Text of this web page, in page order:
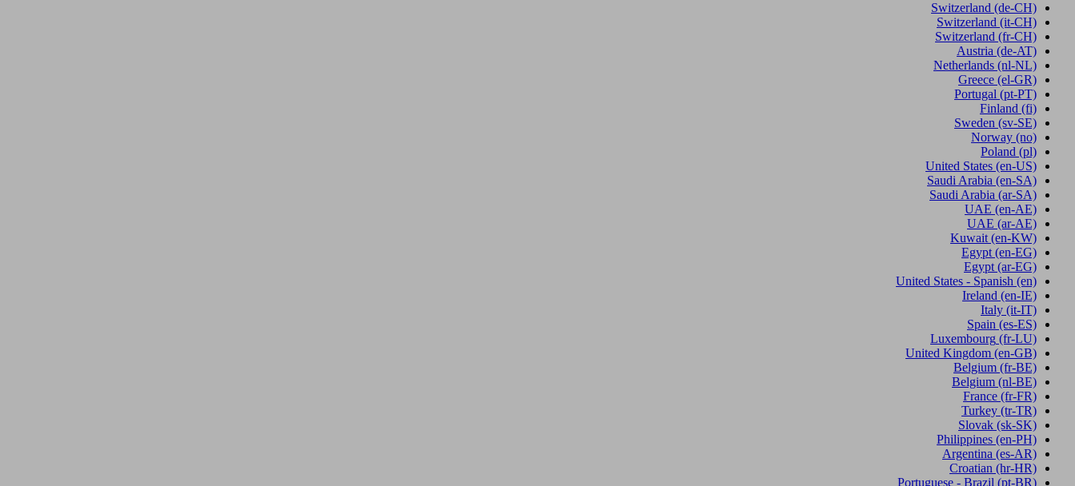
Switzerland (de-CH)
Switzerland (it-CH)
Switzerland (fr-CH)
Austria (de-AT)
Netherlands (nl-NL)
Greece (el-GR)
Portugal (pt-PT)
Finland (fi)
Sweden (sv-SE)
Norway (no)
Poland (pl)
United States (en-US)
Saudi Arabia (en-SA)
Saudi Arabia (ar-SA)
UAE (en-AE)
UAE (ar-AE)
Kuwait (en-KW)
Egypt (en-EG)
Egypt (ar-EG)
United States - Spanish (en)
Ireland (en-IE)
Italy (it-IT)
Spain (es-ES)
Luxembourg (fr-LU)
United Kingdom (en-GB)
Belgium (fr-BE)
Belgium (nl-BE)
France (fr-FR)
Turkey (tr-TR)
Slovak (sk-SK)
Philippines (en-PH)
Argentina (es-AR)
Croatian (hr-HR)
Portuguese - Brazil (pt-BR)